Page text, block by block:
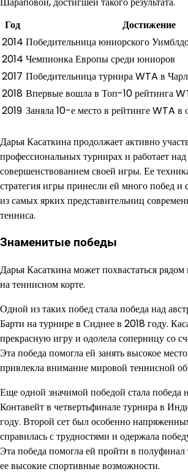
Год
Достижение
2014 Победительница юниорского
2014 Чемпионка Европы среди юниоров
2017 Победительница турнира WTA в
2018 Впервые вошла в Топ-10 рейтинга
2019 Заняла 10-е место в рейтинге WTA в
Дарья Касаткина продолжает активно
профессиональных турнирах и работает над
совершенствованием своей игры. Ее
стратегия игры принесли ей много побед и
из самых ярких представительниц
тенниса.
Знаменитые победы
Дарья Касаткина может похвастаться
на теннисном корте.
Одной из таких побед стала победа над
Барти на турнире в Сиднее в 2018 году.
прекрасную игру и одолела соперницу со
Эта победа помогла ей занять высокое
привлекла внимание мировой теннисной
Еще одной значимой победой стала победа
Контавейт в четвертьфинале турнира в
году. Второй сет был особенно
справилась с трудностями и одержала
Эта победа помогла ей пройти в полуфинал
ее высокие спортивные возможности.